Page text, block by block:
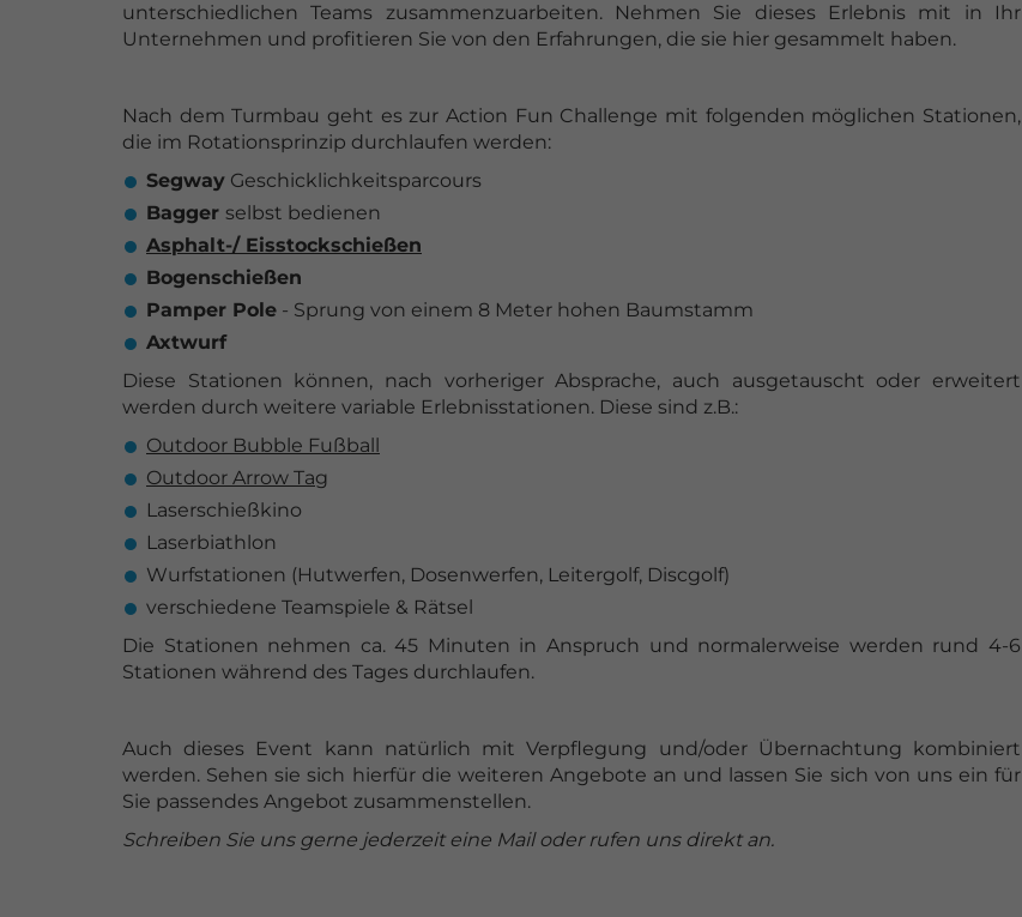
unterschiedlichen Teams zusammenzuarbeiten. Nehmen Sie dieses Erlebnis mit in Ihr
Unternehmen und profitieren Sie von den Erfahrungen, die sie hier gesammelt haben.
Nach dem Turmbau geht es zur Action Fun Challenge mit folgenden möglichen Stationen,
die im Rotationsprinzip durchlaufen werden:
Segway Geschicklichkeitsparcours
Bagger selbst bedienen
Asphalt-/ Eisstockschießen
Bogenschießen
Pamper Pole - Sprung von einem 8 Meter hohen Baumstamm
Axtwurf
Diese Stationen können, nach vorheriger Absprache, auch ausgetauscht oder erweitert
werden durch weitere variable Erlebnisstationen. Diese sind z.B.:
Outdoor Bubble Fußball
Outdoor Arrow Tag
Laserschießkino
Laserbiathlon
Wurfstationen (Hutwerfen, Dosenwerfen, Leitergolf, Discgolf)
verschiedene Teamspiele & Rätsel
Die Stationen nehmen ca. 45 Minuten in Anspruch und normalerweise werden rund 4-6
Stationen während des Tages durchlaufen.
Auch dieses Event kann natürlich mit Verpflegung und/oder Übernachtung kombiniert
werden. Sehen sie sich hierfür die weiteren Angebote an und lassen Sie sich von uns ein für
Sie passendes Angebot zusammenstellen.
Schreiben Sie uns gerne jederzeit eine Mail oder rufen uns direkt an.